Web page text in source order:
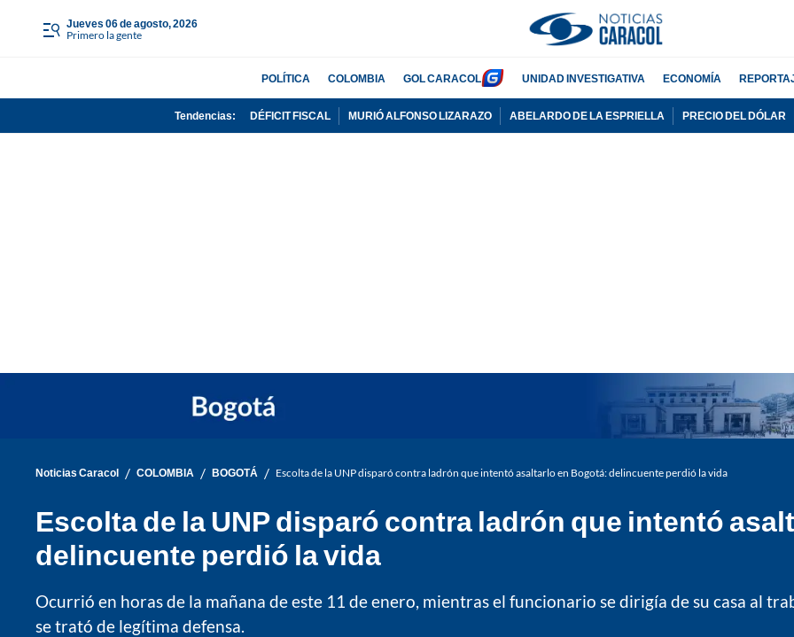
jueves 06 de agosto, 2026
Primero la gente
POLÍTICA COLOMBIA GOL CARACOL UNIDAD INVESTIGATIVA ECONOMÍA
Tendencias: DÉFICIT FISCAL MURIÓ ALFONSO LIZARAZO ABELARDO DE LA ESPRIELLA PRECIO DEL DÓLAR
Noticias Caracol / COLOMBIA / BOGOTÁ / Escolta de la UNP disparó contra ladrón que intentó asaltarlo en Bogotá: delincuente perdió la vida
Escolta de la UNP disparó contra ladrón que intentó
delincuente perdió la vida
Ocurrió en horas de la mañana de este 11 de enero, mientras el funcionario se dirigía de su casa al
se trató de legítima defensa.